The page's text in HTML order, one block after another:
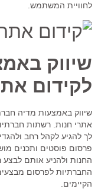
לחוויית המשתמש.
שיווק
לקידום
שיווק באמצעות מדיה
אתרי חנות. רשתות
לך להגיע לקהל רחב
פרסום פוסטים ותכנים
החנות ולהניע אותם
החברתיות לפרסום
הקיימים.